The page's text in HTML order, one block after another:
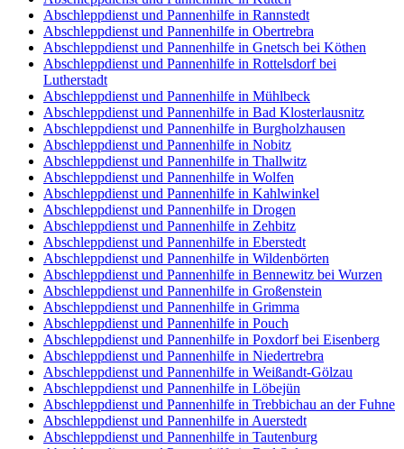
Abschleppdienst und Pannenhilfe in Rannstedt
Abschleppdienst und Pannenhilfe in Obertrebra
Abschleppdienst und Pannenhilfe in Gnetsch bei Köthen
Abschleppdienst und Pannenhilfe in Rottelsdorf bei
Lutherstadt
Abschleppdienst und Pannenhilfe in Mühlbeck
Abschleppdienst und Pannenhilfe in Bad Klosterlausnitz
Abschleppdienst und Pannenhilfe in Burgholzhausen
Abschleppdienst und Pannenhilfe in Nobitz
Abschleppdienst und Pannenhilfe in Thallwitz
Abschleppdienst und Pannenhilfe in Wolfen
Abschleppdienst und Pannenhilfe in Kahlwinkel
Abschleppdienst und Pannenhilfe in Drogen
Abschleppdienst und Pannenhilfe in Zehbitz
Abschleppdienst und Pannenhilfe in Eberstedt
Abschleppdienst und Pannenhilfe in Wildenbörten
Abschleppdienst und Pannenhilfe in Bennewitz bei Wurzen
Abschleppdienst und Pannenhilfe in Großenstein
Abschleppdienst und Pannenhilfe in Grimma
Abschleppdienst und Pannenhilfe in Pouch
Abschleppdienst und Pannenhilfe in Poxdorf bei Eisenberg
Abschleppdienst und Pannenhilfe in Niedertrebra
Abschleppdienst und Pannenhilfe in Weißandt-Gölzau
Abschleppdienst und Pannenhilfe in Löbejün
Abschleppdienst und Pannenhilfe in Trebbichau an der Fuhne
Abschleppdienst und Pannenhilfe in Auerstedt
Abschleppdienst und Pannenhilfe in Tautenburg